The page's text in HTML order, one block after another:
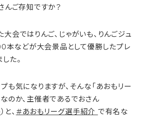
んご存知ですか？
会ではりんご、じゃがいも、りんごジュ
本などが大会景品として優勝したプレ
た。
も気になりますが、そんな「あおもリー
のか、主催者であるでおさん
）と、 ＃あおもリーグ選手紹介 で有名な